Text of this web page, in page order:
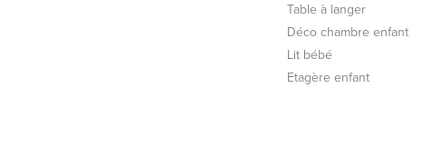
Table à langer
Déco chambre enfant
Lit bébé
Etagère enfant